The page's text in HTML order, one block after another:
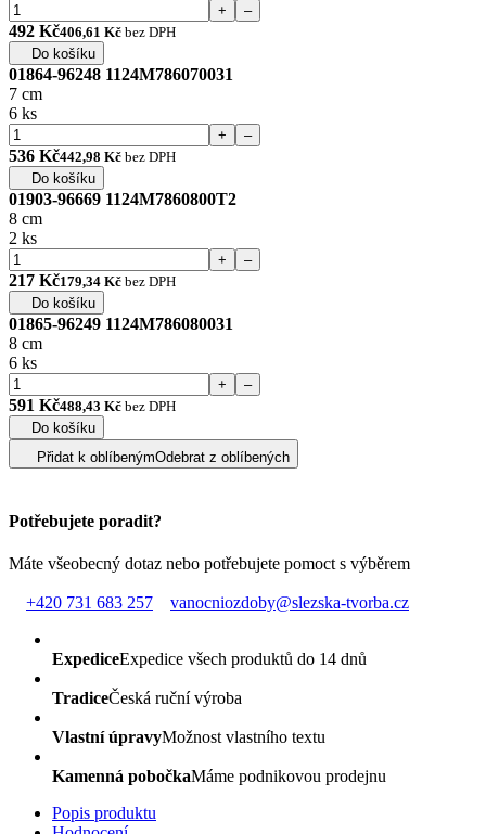
+ –
492 Kč406,61 Kč bez DPH
Do košíku
01864-96248 1124M786070031
7 cm
6 ks
+ –
536 Kč442,98 Kč bez DPH
Do košíku
01903-96669 1124M7860800T2
8 cm
2 ks
+ –
217 Kč179,34 Kč bez DPH
Do košíku
01865-96249 1124M786080031
8 cm
6 ks
+ –
591 Kč488,43 Kč bez DPH
Do košíku
Přidat k oblíbenýmOdebrat z oblíbených
Potřebujete poradit?
Máte všeobecný dotaz nebo potřebujete pomoct s výběrem
+420 731 683 257 vanocniozdoby@slezska-tvorba.cz
ExpediceExpedice všech produktů do 14 dnů
TradiceČeská ruční výroba
Vlastní úpravyMožnost vlastního textu
Kamenná pobočkaMáme podnikovou prodejnu
Popis produktu